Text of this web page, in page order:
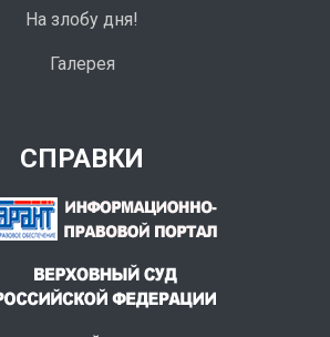
На злобу дня!
Галерея
СПРАВКИ